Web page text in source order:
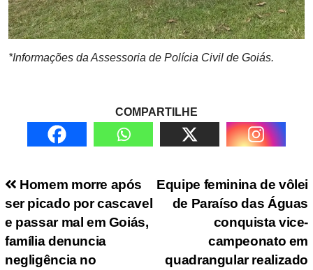
*Informações da Assessoria de Polícia Civil de Goiás.
COMPARTILHE
Navegação de PostEquipe feminina de vôlei
de Paraíso das Águas
conquista vice-
campeonato em
quadrangular realizado
Homem morre após
ser picado por cascavel
e passar mal em Goiás,
família denuncia
negligência no